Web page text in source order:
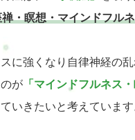
禅・瞑想・マインドフル
に強くなり自律神経の
が 「マインドフルネス・
いきたいと考えています